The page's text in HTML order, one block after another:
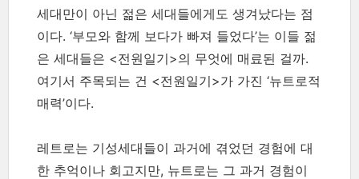
세대만이 아닌 젊은 세대들에게도 생겨났다는 점
이다. ‘부모와 함께 보다가 빠져 들었다’는 이들 젊
은 세대들은 <전원일기>의 무엇에 매료된 걸까.
여기서 주목되는 건 <전원일기>가 가진 ‘뉴트로적
매력’이다.
레트로는 기성세대들이 과거에 겪었던 경험에 대
한 추억이나 회고지만, 뉴트로는 그 과거 경험이